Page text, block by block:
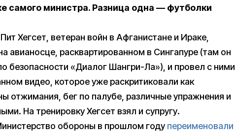
самого министра. Разница одна — футболки
Хегсет, ветеран войн в Афганистане и Ираке,
авианосце, расквартированном в Сингапуре (там он
безопасности «Диалог Шангри-Ла»), и провел с ними
видео, которое уже раскритиковали как
отжимания, бег по палубе, различные упражнения и
На тренировку Хегсет взял и супругу.
обороны в прошлом годупереименовали